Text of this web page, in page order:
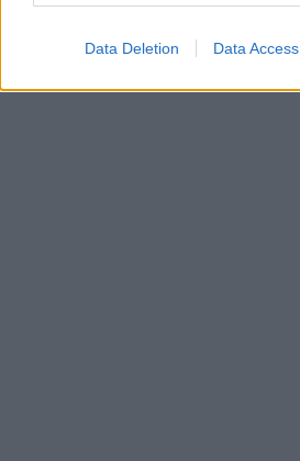
Data Deletion Data Access